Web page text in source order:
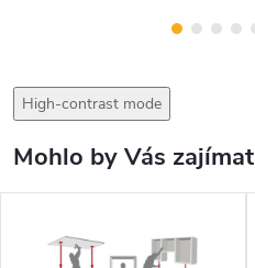
High-contrast mode
Mohlo by Vás zajímat